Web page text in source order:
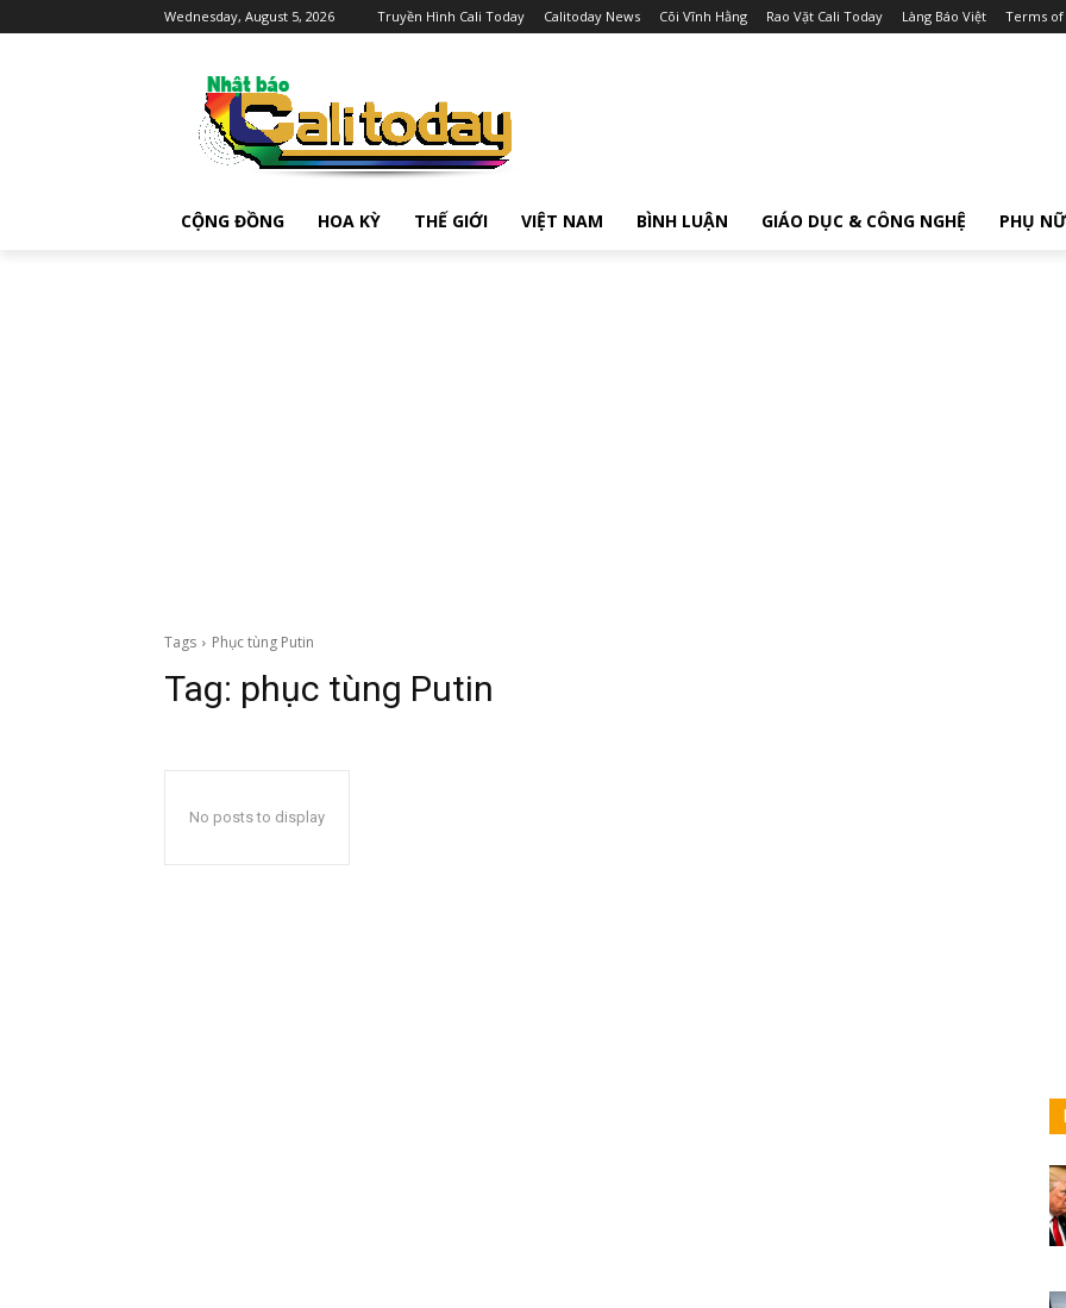
Wednesday, August 5, 2026 Truyền Hình Cali Today Calitoday News Cõi Vĩnh Hằng Rao Vặt Cali Today Làng Báo Việt Terms of
CỘNG ĐỒNG HOA KỲ THẾ GIỚI VIỆT NAM BÌNH LUẬN GIÁO DỤC & CÔNG NGHỆ PHỤ NỮ
Tags Phục tùng Putin
Tag: phục tùng Putin
No posts to display